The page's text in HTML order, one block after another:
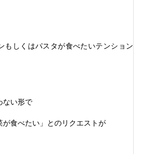
もしくはパスタが食べたいテンション
ない形で
が食べたい」とのリクエストが